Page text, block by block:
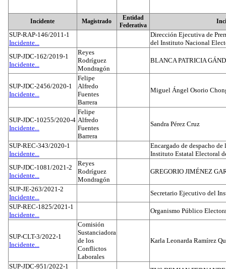
Incidente Magistrado
Entidad
Federativa
SUP-RAP-146/2011-1
Incidente...
Dirección Ejecutiva de
del Instituto Nacional
SUP-JDC-162/2019-1
Incidente...
Reyes
Rodríguez
Mondragón
BLANCA PATRICIA
SUP-JDC-2456/2020-1
Incidente...
Felipe
Alfredo
Fuentes
Barrera
Miguel Ángel Osorio
SUP-JDC-10255/2020-4
Incidente...
Felipe
Alfredo
Fuentes
Barrera
Sandra Pérez Cruz
SUP-REC-343/2020-1
Incidente...
Encargado de despacho
Instituto Estatal Electoral
SUP-JDC-1081/2021-2
Incidente...
Reyes
Rodríguez
Mondragón
GREGORIO JIMÉNEZ
SUP-JE-263/2021-2
Incidente...
Secretario Ejecutivo del
SUP-REC-1825/2021-1
Incidente...
Organismo Público
SUP-CLT-3/2022-1
Incidente...
Comisión
Sustanciadora
de los
Conflictos
Laborales
Karla Leonarda Ramírez
SUP-JDC-951/2022-1